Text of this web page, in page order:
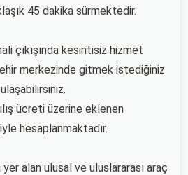
45 dakika sürmektedir.
çıkışında kesintisiz hizmet
merkezinde gitmek istediğiniz
ücreti üzerine eklenen
hesaplanmaktadır.
yer alan ulusal ve uluslararası araç